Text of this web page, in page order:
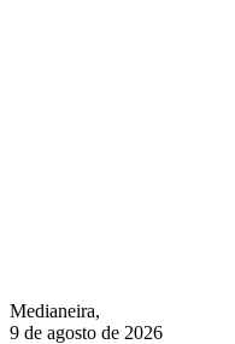
Medianeira,
9 de agosto de 2026